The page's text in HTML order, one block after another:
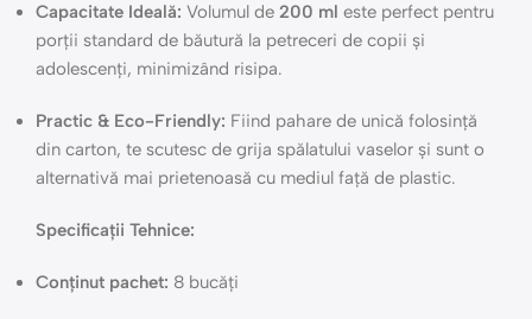
Capacitate Ideală: Volumul de 200 ml este perfect pentru
porții standard de băutură la petreceri de copii și
adolescenți, minimizând risipa.
Practic & Eco-Friendly: Fiind pahare de unică folosință
din carton, te scutesc de grija spălatului vaselor și sunt o
alternativă mai prietenoasă cu mediul față de plastic.
Specificații Tehnice:
Conținut pachet: 8 bucăți